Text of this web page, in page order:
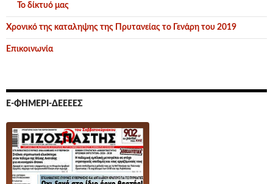
Το δίκτυό μας
Χρονικό της καταληψης της Πρυτανείας το Γενάρη του 2019
Επικοινωνία
Ε-ΦΗΜΕΡΊ-ΔΕΕΕΕΣ